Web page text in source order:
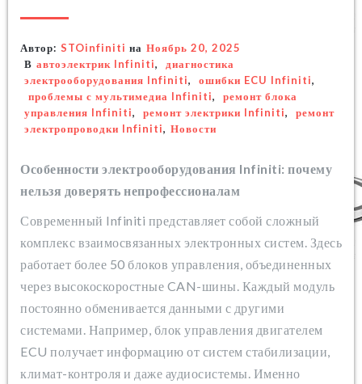
Автор: STOinfiniti на Ноябрь 20, 2025
В автоэлектрик Infiniti,
диагностика
электрооборудования Infiniti, ошибки ECU Infiniti,
проблемы с мультимедиа Infiniti,
ремонт блока
управления Infiniti, ремонт электрики Infiniti,
ремонт
электропроводки Infiniti, Новости
Особенности электрооборудования Infiniti: почему
нельзя доверять непрофессионалам
Современный Infiniti представляет собой сложный
комплекс взаимосвязанных электронных систем. Здесь
работает более 50 блоков управления, объединенных
через высокоскоростные CAN-шины. Каждый модуль
постоянно обменивается данными с другими
системами. Например, блок управления двигателем
ECU получает информацию от систем стабилизации,
климат-контроля и даже аудиосистемы. Именно